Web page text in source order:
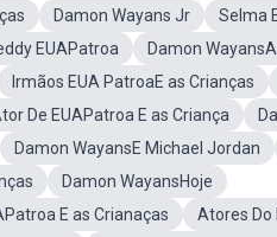
Damon Wayans Jr
Selma
EUAPatroa
Damon
Irmãos EUA PatroaE as Crianças
De EUAPatroa E as Criança
Damon WayansE Michael Jordan
Damon WayansHoje
E as Crianaças
Atores Do